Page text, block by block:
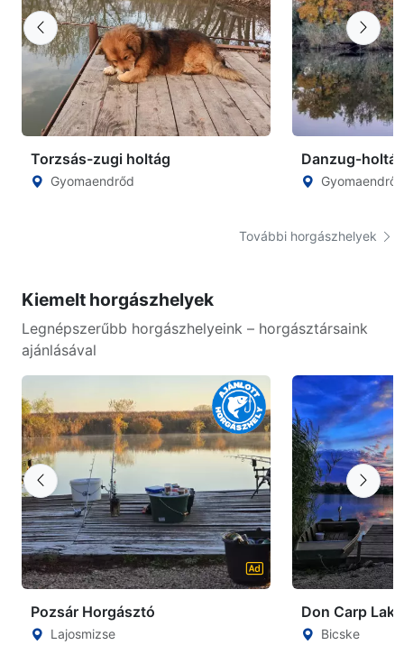
Torzsás-zugi holtág
Gyomaendrőd
Danzug-
Gyomaendrőd
További horgászhelyek
Kiemelt horgászhelyek
Legnépszerűbb horgászhelyeink – horgásztársaink
ajánlásával
Pozsár Horgásztó
Lajosmizse
Don Carp Lake
Bicske